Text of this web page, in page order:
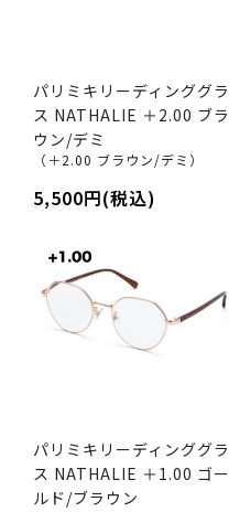
パリミキリーディンググラ
ス NATHALIE ＋2.00 ブラ
ウン/デミ
（＋2.00 ブラウン/デミ）
5,500円(税込)
パリミキリーディンググラ
ス NATHALIE ＋1.00 ゴー
ルド/ブラウン